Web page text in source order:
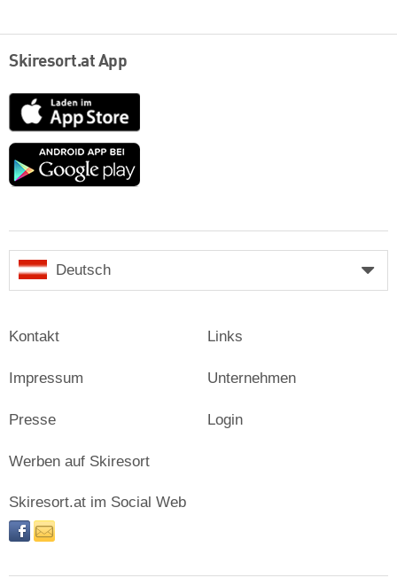
Skiresort.at App
App
Store
Google
Deutsch
Kontakt
Impressum
Presse
Links
Unternehmen
Login
Werben auf Skiresort
Skiresort.at im Social Web
facebooknewsletter